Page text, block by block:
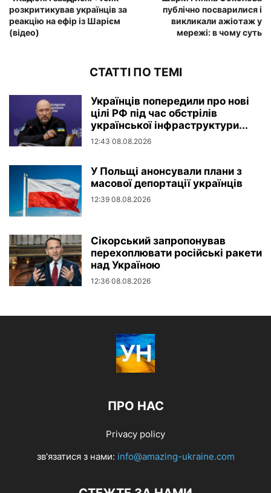
розкритикував українців за
реакцію на ефір із Шарієм
(відео)
публічно посварилися і
викликали ажіотаж у
мережі: в чому суть
СТАТТІ ПО ТЕМІ
Українців попередили про нові
цілі РФ під час обстрілів
української інфраструктури...
12:43 08.08.2026
У Польщі анонсували плани з
масової депортації українців
12:39 08.08.2026
Сікорський запропонував
перехоплювати російські ракети
над Україною
12:36 08.08.2026
ПРО НАС
Privacy policy
зв'язатися з нами: info@amazing-ukraine.com